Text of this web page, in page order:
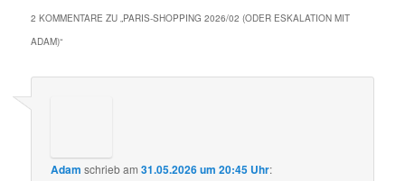
2 KOMMENTARE ZU „PARIS-SHOPPING 2026/02 (ODER ESKALATION MIT
ADAM)“
Adam schriebam31.05.2026 um 20:45 Uhr: